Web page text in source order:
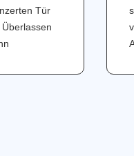
Tür